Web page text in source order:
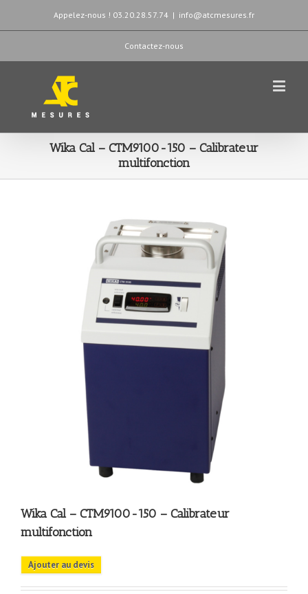
Appelez-nous ! 03.20.28.57.74 | info@atcmesures.fr
Contactez-nous
Wika Cal – CTM9100-150 – Calibrateur
multifonction
Wika Cal – CTM9100-150 – Calibrateur
multifonction
Ajouter au devis